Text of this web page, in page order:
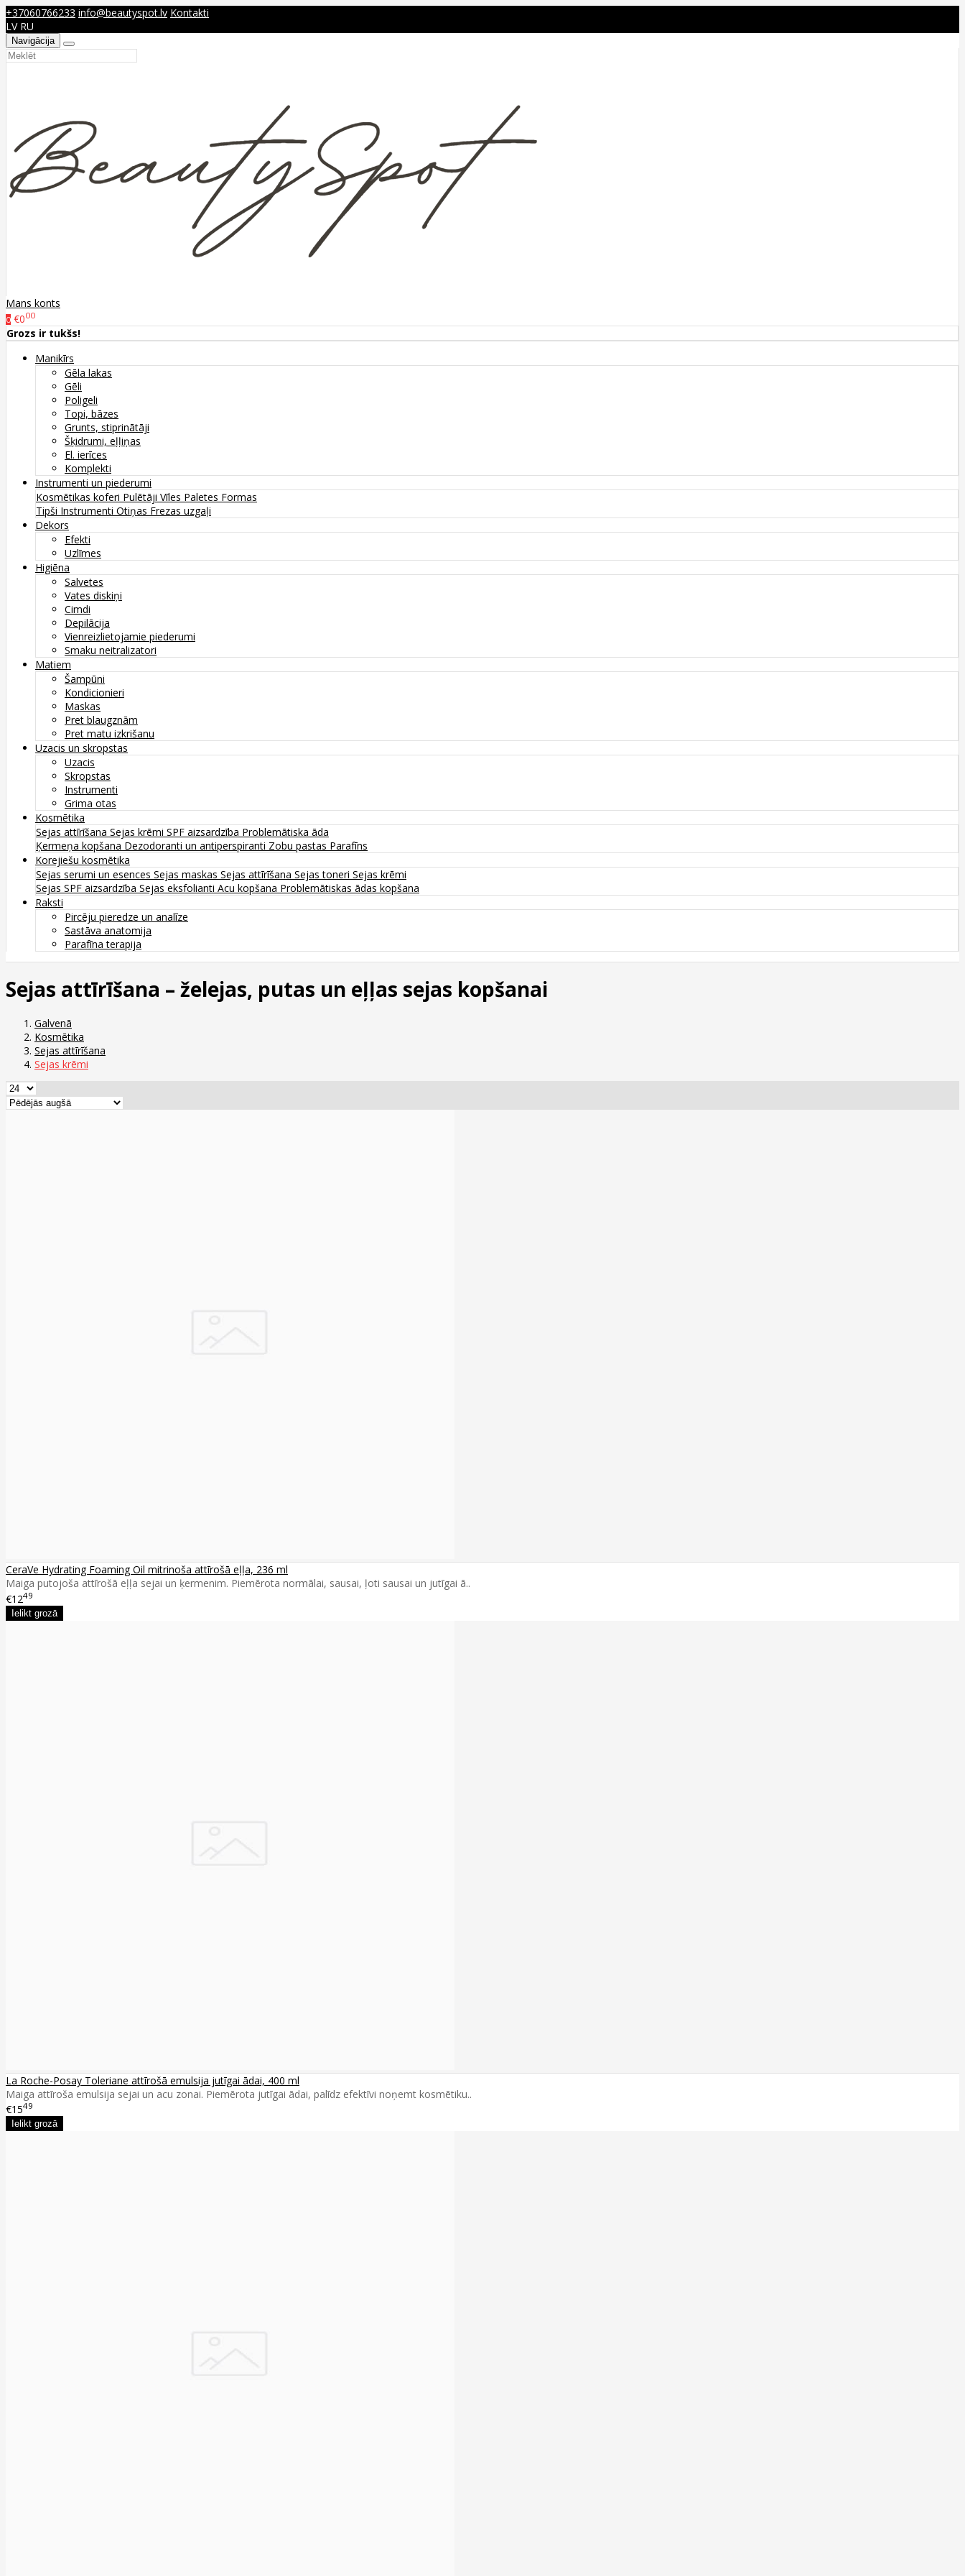
+37060766233 info@beautyspot.lv Kontakti
LV RU
Navigācija
Mans konts
0 €000
Grozs ir tukšs!
Manikīrs
Gēla lakas
Gēli
Poligeli
Topi, bāzes
Grunts, stiprinātāji
Šķidrumi, eļļiņas
El. ierīces
Komplekti
Instrumenti un piederumi
Kosmētikas koferi Pulētāji Vīles Paletes Formas
Tipši Instrumenti Otiņas Frezas uzgaļi
Dekors
Efekti
Uzlīmes
Higiēna
Salvetes
Vates diskiņi
Cimdi
Depilācija
Vienreizlietojamie piederumi
Smaku neitralizatori
Matiem
Šampūni
Kondicionieri
Maskas
Pret blaugznām
Pret matu izkrišanu
Uzacis un skropstas
Uzacis
Skropstas
Instrumenti
Grima otas
Kosmētika
Sejas attīrīšana Sejas krēmi SPF aizsardzība Problemātiska āda
Ķermeņa kopšana Dezodoranti un antiperspiranti Zobu pastas Parafīns
Korejiešu kosmētika
Sejas serumi un esences Sejas maskas Sejas attīrīšana Sejas toneri Sejas krēmi
Sejas SPF aizsardzība Sejas eksfolianti Acu kopšana Problemātiskas ādas kopšana
Raksti
Pircēju pieredze un analīze
Sastāva anatomija
Parafīna terapija
Sejas attīrīšana – želejas, putas un eļļas sejas kopšanai
Galvenā
Kosmētika
Sejas attīrīšana
Sejas krēmi
CeraVe Hydrating Foaming Oil mitrinoša attīrošā eļļa, 236 ml
Maiga putojoša attīrošā eļļa sejai un ķermenim. Piemērota normālai, sausai, ļoti sausai un jutīgai ā..
€1249
La Roche-Posay Toleriane attīrošā emulsija jutīgai ādai, 400 ml
Maiga attīroša emulsija sejai un acu zonai. Piemērota jutīgai ādai, palīdz efektīvi noņemt kosmētiku..
€1549